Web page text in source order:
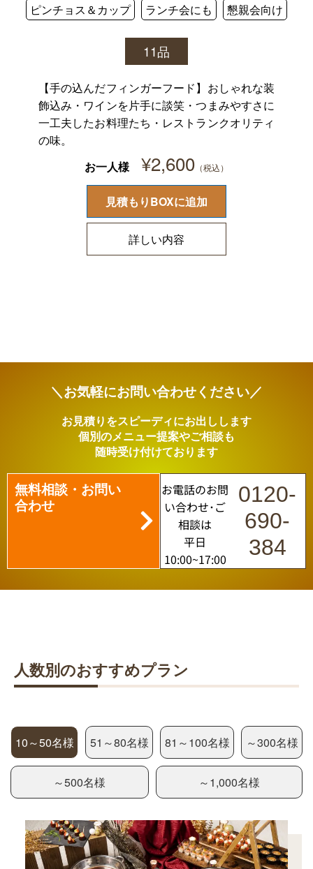
ピンチョス＆カップ ランチ会にも 懇親会向け
11品
【手の込んだフィンガーフード】おしゃれな装
飾込み・ワインを片手に談笑・つまみやすさに
一工夫したお料理たち・レストランクオリティ
の味。
お一人様
¥2,600
詳しい内容
見積もりBOXに追加
＼お気軽にお問い合わせください／
お見積りをスピーディにお出しします
個別のメニュー提案やご相談も
随時受け付けております
無料相談・お問い
合わせ
お電話のお問
い合わせ･ご
相談は
平日
10:00~17:00
0120-
690-
384
人数別のおすすめプラン
10～50名様 51～80名様 81～100名様 ～300名様
～500名様 ～1,000名様